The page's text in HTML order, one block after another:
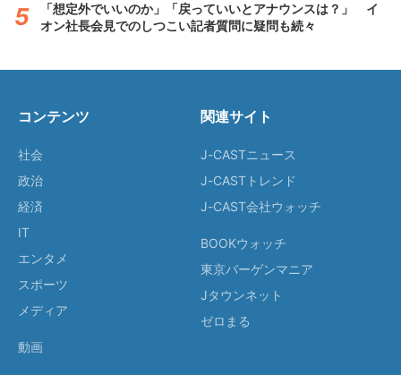
「想定外でいいのか」「戻っていいとアナウンスは？」 イ
オン社長会見でのしつこい記者質問に疑問も続々
コンテンツ
社会
政治
経済
IT
エンタメ
スポーツ
メディア
動画
関連サイト
J-CASTニュース
J-CASTトレンド
J-CAST会社ウォッチ
BOOKウォッチ
東京バーゲンマニア
Jタウンネット
ゼロまる